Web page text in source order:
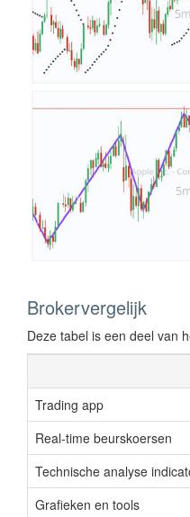
Brokervergelijk
Deze tabel is een deel van
Trading app
Real-time beurskoersen
Technische analyse
Grafieken en tools